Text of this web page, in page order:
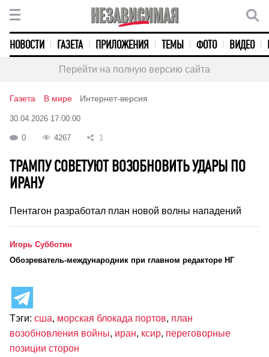
НОВОСТИ ГАЗЕТА ПРИЛОЖЕНИЯ ТЕМЫ ФОТО ВИДЕО
Перейти на полную версию сайта
Газета В мире Интернет-версия
30.04.2026 17:00:00
0 4267 1
ТРАМПУ СОВЕТУЮТ ВОЗОБНОВИТЬ УДАРЫ ПО
ИРАНУ
Пентагон разработал план новой волны нападений
Игорь Субботин
Обозреватель-международник при главном редакторе НГ
Тэги: сша, морская блокада портов, план
возобновления войны, иран, ксир, переговорные
позиции сторон